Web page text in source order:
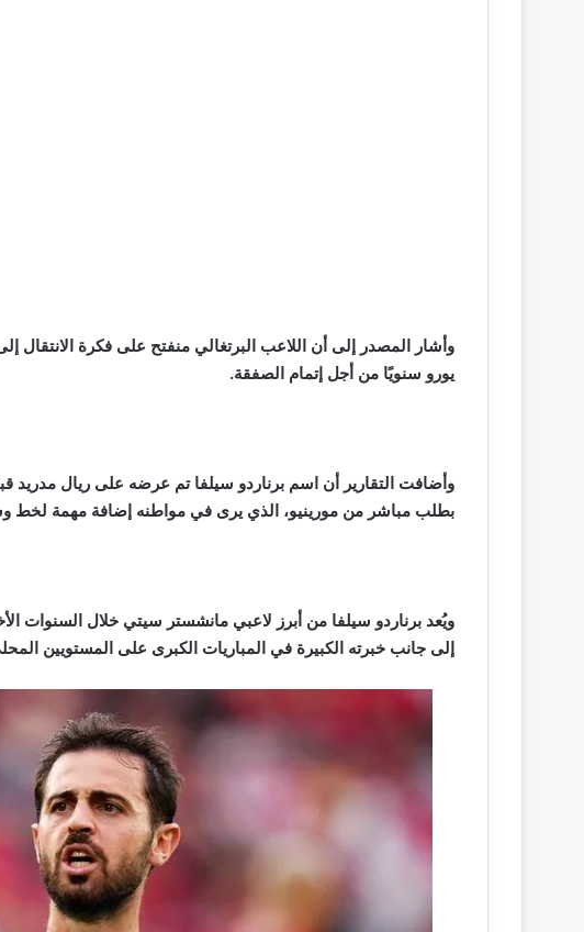
يورو سنويًا من أجل إتمام الصفقة.
وأضافت التقارير أن اسم برناردو سيلفا تم عرضه على ريال مدريد
بطلب مباشر من مورينيو، الذي يرى في مواطنه إضافة مهمة لخط
ويُعد برناردو سيلفا من أبرز لاعبي مانشستر سيتي خلال السنوات
إلى جانب خبرته الكبيرة في المباريات الكبرى على المستويين